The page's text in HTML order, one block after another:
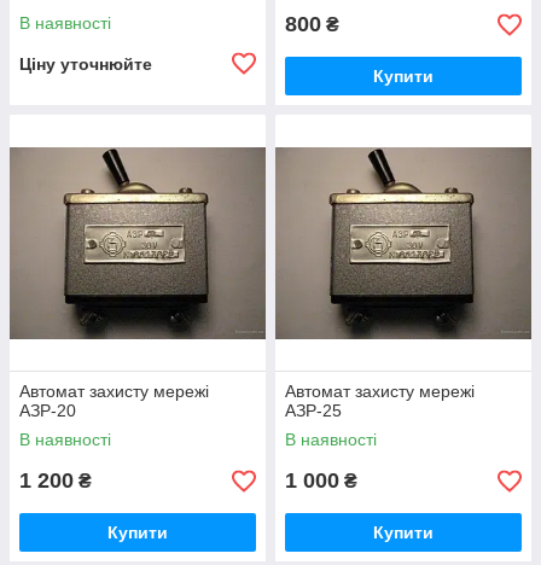
В наявності
Ціну уточнюйте
800 ₴
Купити
Автомат захисту мережі
АЗР-20
В наявності
1 200 ₴
Купити
Автомат захисту мережі
АЗР-25
В наявності
1 000 ₴
Купити